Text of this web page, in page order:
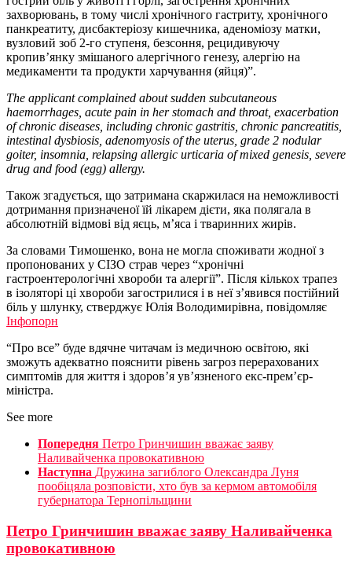
захворювань, в тому числі хронічного гастриту, хронічного
панкреатиту, дисбактеріозу кишечника, аденоміозу матки,
вузловий зоб 2-го ступеня, безсоння, рецидивуючу
кропив’янку змішаного алергічного генезу, алергію на
медикаменти та продукти харчування (яйця)”.
The applicant complained about sudden subcutaneous
haemorrhages, acute pain in her stomach and throat, exacerbation
of chronic diseases, including chronic gastritis, chronic pancreatitis,
intestinal dysbiosis, adenomyosis of the uterus, grade 2 nodular
goiter, insomnia, relapsing allergic urticaria of mixed genesis, severe
drug and food (egg) allergy.
Також згадується, що затримана скаржилася на неможливості
дотримання призначеної їй лікарем дієти, яка полягала в
абсолютній відмові від яєць, м’яса і тваринних жирів.
За словами Тимошенко, вона не могла споживати жодної з
пропонованих у СІЗО страв через “хронічні
гастроентерологічні хвороби та алергії”. Після кількох трапез
в ізоляторі ці хвороби загострилися і в неї з’явився постійний
біль у шлунку, стверджує Юлія Володимирівна, повідомляє
Інфопорн
“Про все” буде вдячне читачам із медичною освітою, які
зможуть адекватно пояснити рівень загроз перерахованих
симптомів для життя і здоров’я ув’язненого екс-прем’єр-
міністра.
See more
Попередня Петро Гринчишин вважає заяву
Наливайченка провокативною
Наступна Дружина загиблого Олександра Луня
пообіцяла розповісти, хто був за кермом автомобіля
губернатора Тернопільщини
Петро Гринчишин вважає заяву Наливайченка
провокативною